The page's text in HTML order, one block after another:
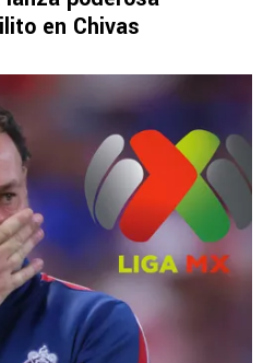
en Chivas